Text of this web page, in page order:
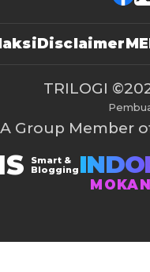
Disclaimer
TRILOGI
A Group Member
Smart &
Blogging